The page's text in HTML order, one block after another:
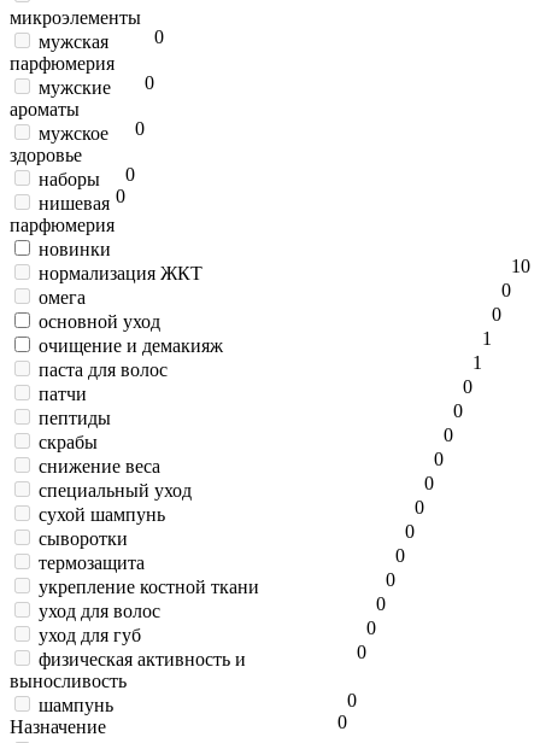
микроэлементы
0
мужская
парфюмерия
0
мужские
ароматы
0
мужское
здоровье
0
наборы
0
нишевая
парфюмерия
0
новинки
1
нормализация ЖКТ
0
омега
0
основной уход
1
очищение и демакияж
1
паста для волос
0
патчи
0
пептиды
0
скрабы
0
снижение веса
0
специальный уход
0
сухой шампунь
0
сыворотки
0
термозащита
0
укрепление костной ткани
0
уход для волос
0
уход для губ
0
физическая активность и
выносливость
0
шампунь
0
Назначение